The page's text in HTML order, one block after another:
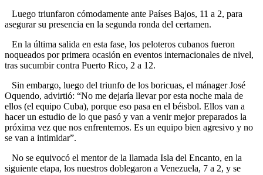
Luego triunfaron cómodamente ante Países Bajos, 11 a 2, para
asegurar su presencia en la segunda ronda del certamen.
En la última salida en esta fase, los peloteros cubanos fueron
noqueados por primera ocasión en eventos internacionales de nivel,
tras sucumbir contra Puerto Rico, 2 a 12.
Sin embargo, luego del triunfo de los boricuas, el mánager José
Oquendo, advirtió: “No me dejaría llevar por esta noche mala de
ellos (el equipo Cuba), porque eso pasa en el béisbol. Ellos van a
hacer un estudio de lo que pasó y van a venir mejor preparados la
próxima vez que nos enfrentemos. Es un equipo bien agresivo y no
se van a intimidar”.
No se equivocó el mentor de la llamada Isla del Encanto, en la
siguiente etapa, los nuestros doblegaron a Venezuela, 7 a 2, y se